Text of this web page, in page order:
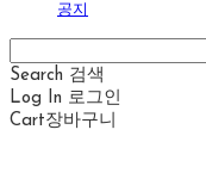
공지
Search 검색
Log In 로그인
Cart장바구니